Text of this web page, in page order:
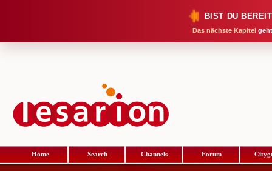
BIST DU
Das nächste Kapitel
Home Search Channels Forum